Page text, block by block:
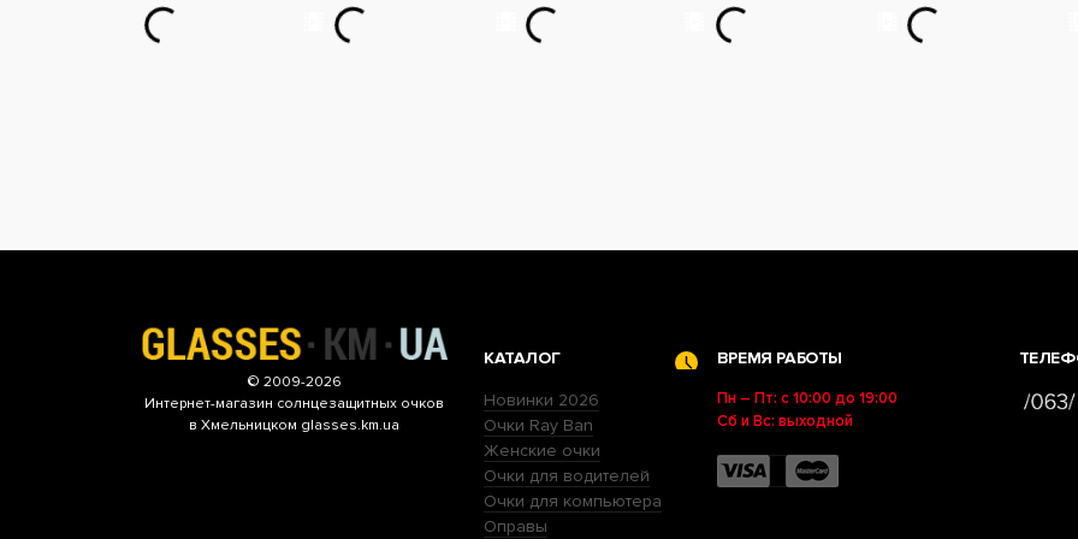
© 2009-2026
Интернет-магазин солнцезащитных очков
в Хмельницком glasses.km.ua
КАТАЛОГ
Новинки 2026
Очки Ray Ban
Женские очки
Очки для водителей
Очки для компьютера
Оправы
ВРЕМЯ РАБОТЫ
Пн – Пт: с 10:00 до 19:00
Сб и Вс: выходной